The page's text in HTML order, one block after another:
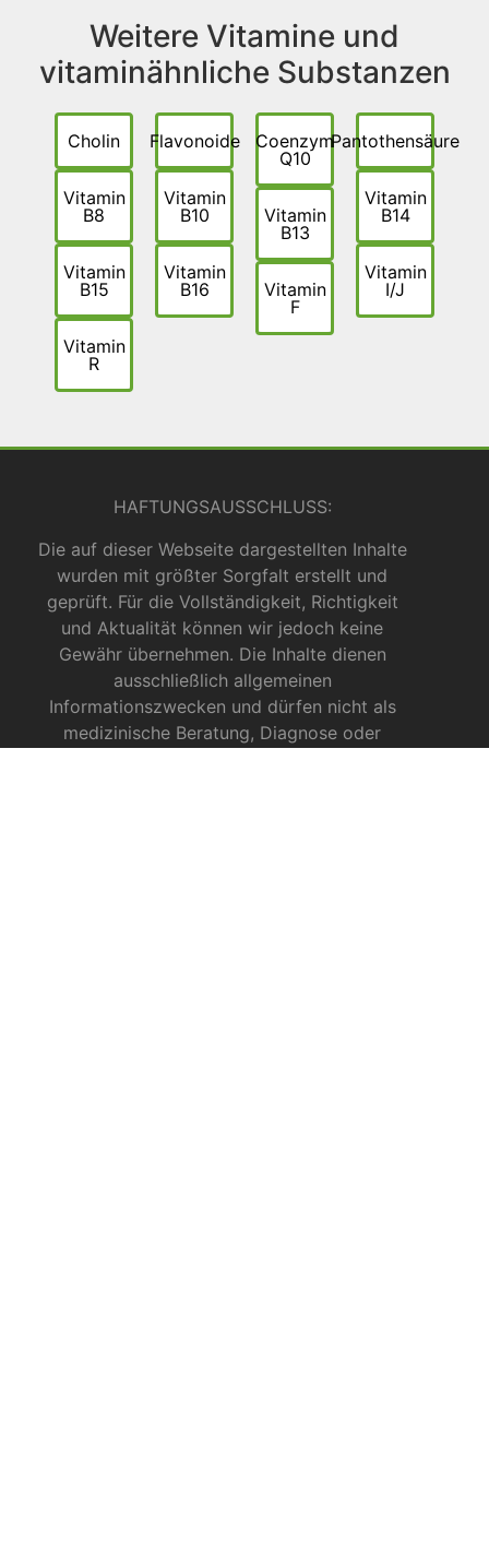
Weitere Vitamine und
vitaminähnliche Substanzen
Cholin
Vitamin
B8
Vitamin
B15
Vitamin
R
Flavonoide
Vitamin
B10
Vitamin
B16
Coenzym
Q10
Vitamin
B13
Vitamin
F
Pantothensäure
Vitamin
B14
Vitamin
I/J
HAFTUNGSAUSSCHLUSS:
Die auf dieser Webseite dargestellten Inhalte
wurden mit größter Sorgfalt erstellt und
geprüft. Für die Vollständigkeit, Richtigkeit
und Aktualität können wir jedoch keine
Gewähr übernehmen. Die Inhalte dienen
ausschließlich allgemeinen
Informationszwecken und dürfen nicht als
medizinische Beratung, Diagnose oder